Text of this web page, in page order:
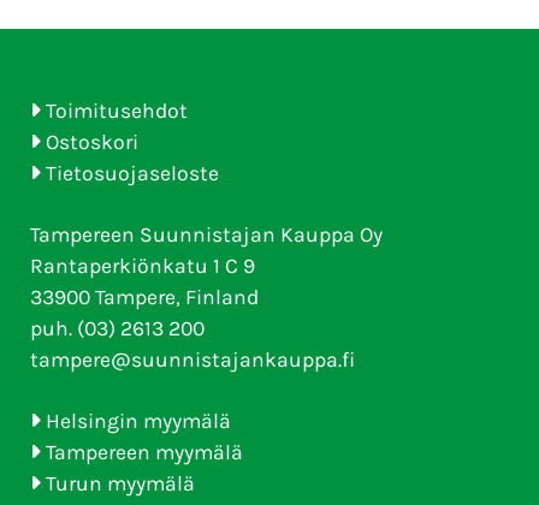
Toimitusehdot
Ostoskori
Tietosuojaseloste
Tampereen Suunnistajan Kauppa Oy
Rantaperkiönkatu 1 C 9
33900 Tampere, Finland
puh. (03) 2613 200
tampere@suunnistajankauppa.fi
Helsingin myymälä
Tampereen myymälä
Turun myymälä